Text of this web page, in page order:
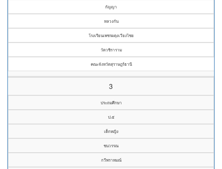
กัญญา
หลวงกัน
โรงเรียนเพชรผดุงเวียงไชย
วัดวชิราราม
คณะจังหวัดสุราษฎร์ธานี
3
ประถมศึกษา
ป.๕
เด็กหญิง
ชนวรรณ
กวีพราหมณ์